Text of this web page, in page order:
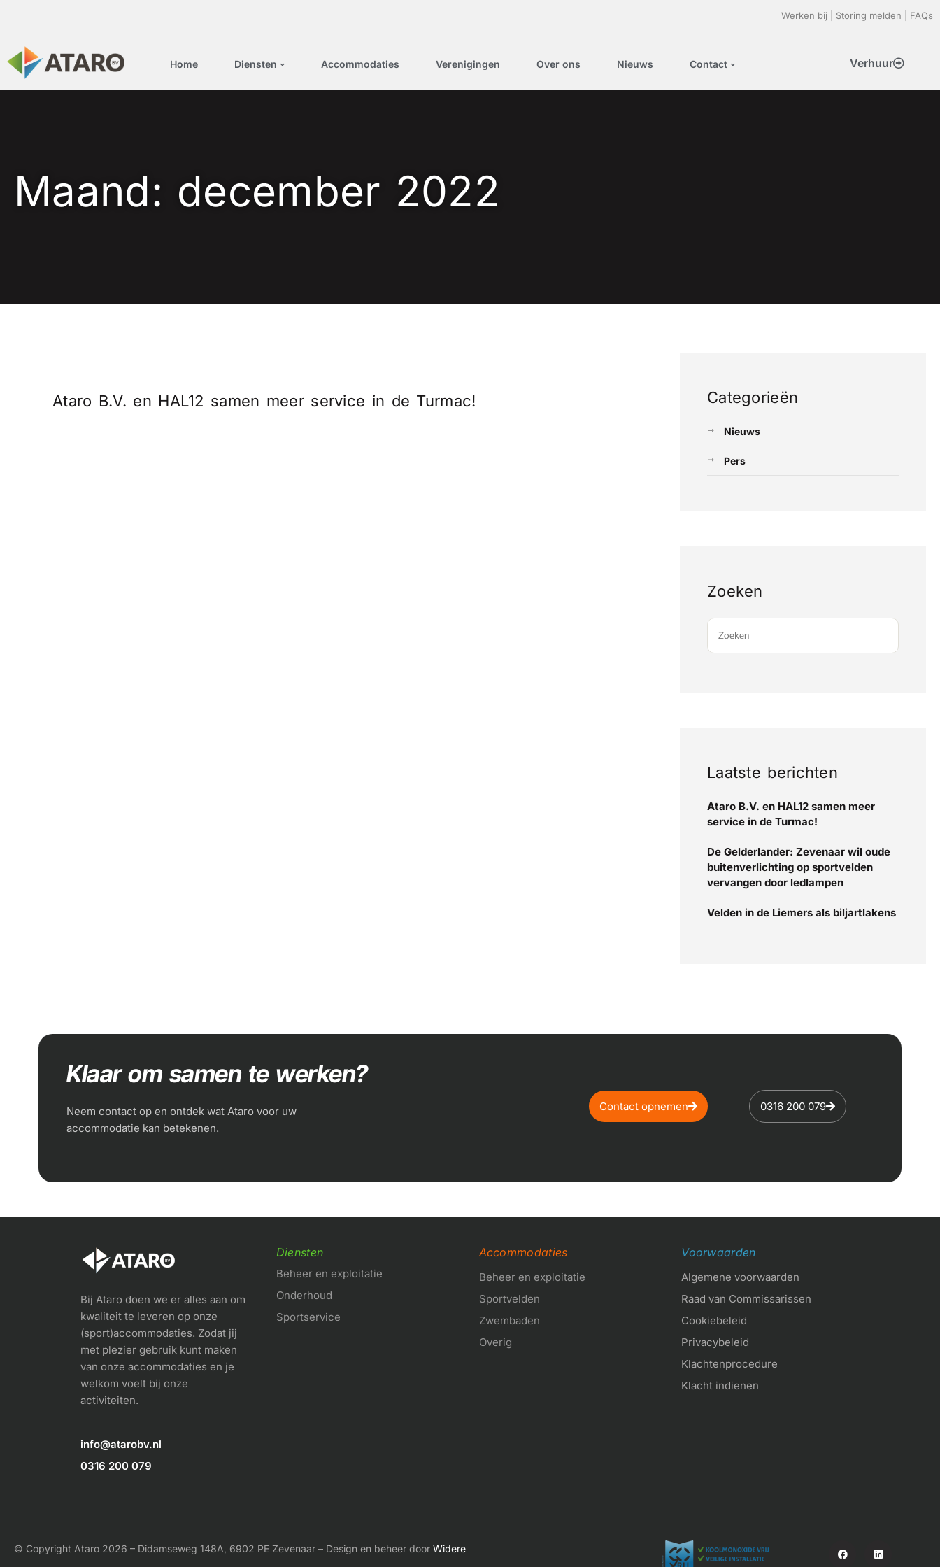
Werken bij Storing melden FAQs
Home Diensten Accommodaties Verenigingen Over ons Nieuws Contact Verhuur
Maand: december 2022
Ataro B.V. en HAL12 samen meer service in de Turmac! Categorieën
Nieuws
Pers
Zoeken
Laatste berichten
Ataro B.V. en HAL12 samen meer
service in de Turmac!
De Gelderlander: Zevenaar wil oude
buitenverlichting op sportvelden
vervangen door ledlampen
Velden in de Liemers als biljartlakens
Klaar om samen te werken?
Neem contact op en ontdek wat Ataro voor uw
accommodatie kan betekenen.
Contact opnemen 0316 200 079
Bij Ataro doen we er alles aan om
kwaliteit te leveren op onze
(sport)accommodaties. Zodat jij
met plezier gebruik kunt maken
van onze accommodaties en je
welkom voelt bij onze
activiteiten.
info@atarobv.nl
0316 200 079
Diensten
Beheer en exploitatie
Onderhoud
Sportservice
Accommodaties
Beheer en exploitatie
Sportvelden
Zwembaden
Overig
Voorwaarden
Algemene voorwaarden
Raad van Commissarissen
Cookiebeleid
Privacybeleid
Klachtenprocedure
Klacht indienen
© Copyright Ataro 2026 – Didamseweg 148A, 6902 PE Zevenaar – Design en beheer door Widere